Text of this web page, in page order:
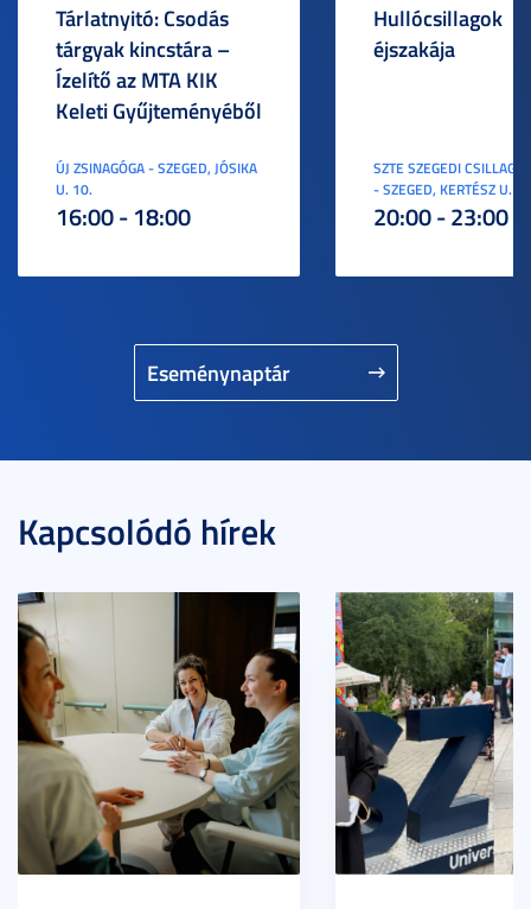
Eseménynaptár
Tárlatnyitó: Csodás
tárgyak kincstára –
Ízelítő az MTA KIK
Keleti Gyűjteményéből
ÚJ ZSINAGÓGA - SZEGED, JÓSIKA
U. 10.
16:00 - 18:00
Hullócsillagok
éjszakája
SZTE SZEGEDI
- SZEGED, KERTÉSZ U. 3.
20:00 - 23:00
Kapcsolódó hírek